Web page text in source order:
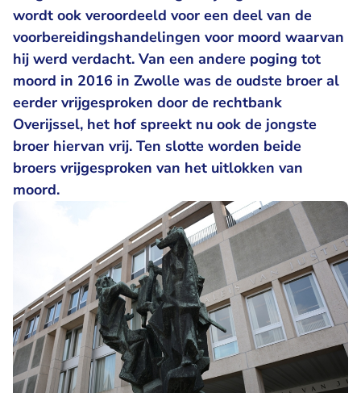
wordt ook veroordeeld voor een deel van de
voorbereidingshandelingen voor moord waarvan
hij werd verdacht. Van een andere poging tot
moord in 2016 in Zwolle was de oudste broer al
eerder vrijgesproken door de rechtbank
Overijssel, het hof spreekt nu ook de jongste
broer hiervan vrij. Ten slotte worden beide
broers vrijgesproken van het uitlokken van
moord.